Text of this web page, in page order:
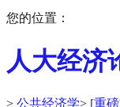
您的位置：
人大经济
> 公共经济学> [重